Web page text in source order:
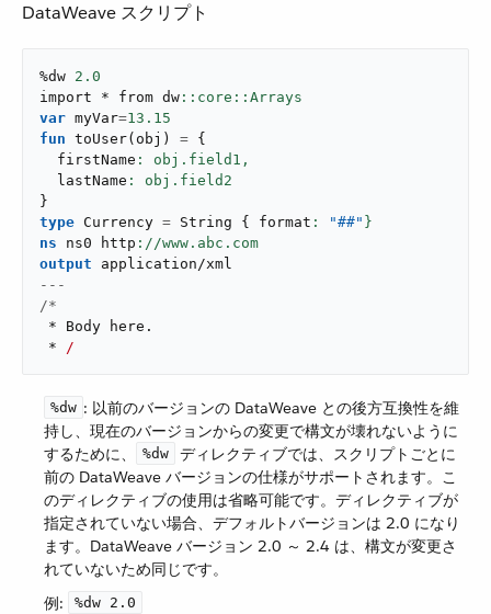
DataWeave スクリプト
%dw 2.0
import * from dw
var myVar=13.15
fun toUser( obj ) = {
  firstName
: obj.field1,
  lastName
}
type Currency = String { format : "##" }
ns ns0 http
output
application/xml
---
/*
* Body here .
* /
%dw ​: 以前のバージョンの DataWeave との後方互換性を維
持し、現在のバージョンからの変更で構文が壊れないように
するために、​
%dw
​ ディレクティブでは、スクリプトごとに
前の DataWeave バージョンの仕様がサポートされます。こ
のディレクティブの使用は省略可能です。ディレクティブが
指定されていない場合、デフォルトバージョンは 2.0 になり
ます。DataWeave バージョン 2.0 ～ 2.4 は、構文が変更さ
れていないため同じです。
例:
%dw 2.0